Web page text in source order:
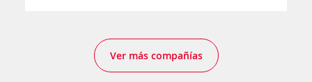
Ver más compañías